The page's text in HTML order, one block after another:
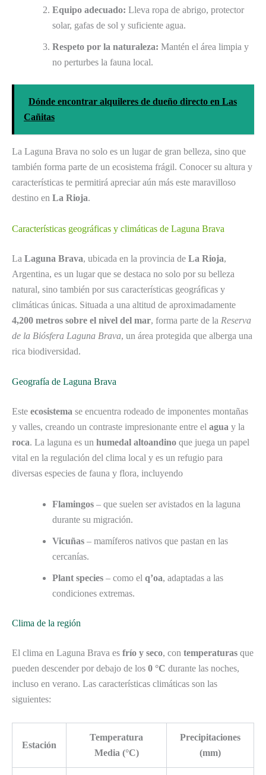
Equipo adecuado: Lleva ropa de abrigo, protector
solar, gafas de sol y suficiente agua.
Respeto por la naturaleza: Mantén el área limpia y
no perturbes la fauna local.
Dónde encontrar alquileres de dueño directo en Las
Cañitas
La Laguna Brava no solo es un lugar de gran belleza, sino que
también forma parte de un ecosistema frágil. Conocer su altura y
características te permitirá apreciar aún más este maravilloso
destino en La Rioja.
Características geográficas y climáticas de Laguna Brava
La Laguna Brava, ubicada en la provincia de La Rioja,
Argentina, es un lugar que se destaca no solo por su belleza
natural, sino también por sus características geográficas y
climáticas únicas. Situada a una altitud de aproximadamente
4,200 metros sobre el nivel del mar, forma parte de la Reserva
de la Biósfera Laguna Brava, un área protegida que alberga una
rica biodiversidad.
Geografía de Laguna Brava
Este ecosistema se encuentra rodeado de imponentes montañas
y valles, creando un contraste impresionante entre el agua y la
roca. La laguna es un humedal altoandino que juega un papel
vital en la regulación del clima local y es un refugio para
diversas especies de fauna y flora, incluyendo
Flamingos – que suelen ser avistados en la laguna
durante su migración.
Vicuñas – mamíferos nativos que pastan en las
cercanías.
Plant species – como el q’oa, adaptadas a las
condiciones extremas.
Clima de la región
El clima en Laguna Brava es frío y seco, con temperaturas que
pueden descender por debajo de los 0 °C durante las noches,
incluso en verano. Las características climáticas son las
siguientes:
Estación
Temperatura
Media (°C)
Precipitaciones
(mm)